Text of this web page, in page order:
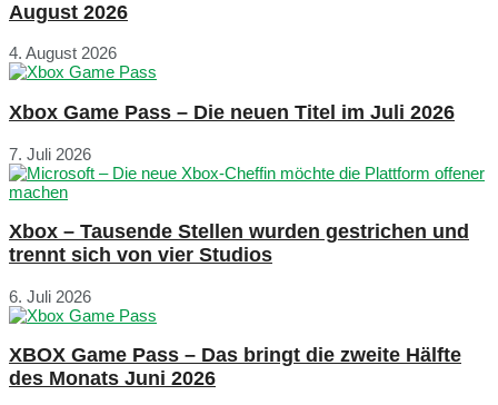
August 2026
4. August 2026
Xbox Game Pass – Die neuen Titel im Juli 2026
7. Juli 2026
Xbox – Tausende Stellen wurden gestrichen und
trennt sich von vier Studios
6. Juli 2026
XBOX Game Pass – Das bringt die zweite Hälfte
des Monats Juni 2026